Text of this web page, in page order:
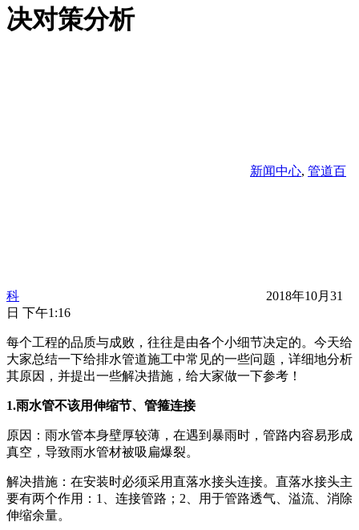
决对策分析
新闻中心, 管道百
科
2018年10月31
日 下午1:16
每个工程的品质与成败，往往是由各个小细节决定的。今天给
大家总结一下给排水管道施工中常见的一些问题，详细地分析
其原因，并提出一些解决措施，给大家做一下参考！
1.雨水管不该用伸缩节、管箍连接
原因：雨水管本身壁厚较薄，在遇到暴雨时，管路内容易形成
真空，导致雨水管材被吸扁爆裂。
解决措施：在安装时必须采用直落水接头连接。直落水接头主
要有两个作用：1、连接管路；2、用于管路透气、溢流、消除
伸缩余量。